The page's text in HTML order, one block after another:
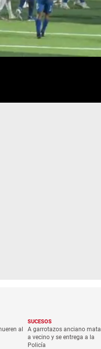
al
SUCESOS
A garrotazos anciano mata
a vecino y se entrega a la
Policía